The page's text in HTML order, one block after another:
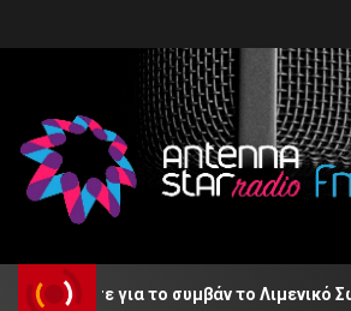
για το συμβάν το Λιμενικό Σώμα